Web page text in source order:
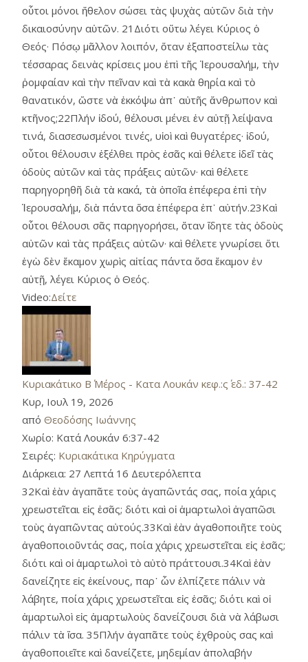
οὗτοι μόνοι ἤθελον σώσει τὰς ψυχὰς αὑτῶν διὰ τὴν
δικαιοσύνην αὑτῶν. 21Διότι οὕτω λέγει Κύριος ὁ
Θεός· Πόσῳ μᾶλλον λοιπόν, ὅταν ἐξαποστείλω τὰς
τέσσαρας δεινὰς κρίσεις μου ἐπὶ τῆς Ἱερουσαλήμ, τὴν
ῥομφαίαν καὶ τὴν πεῖναν καὶ τὰ κακὰ θηρία καὶ τὸ
θανατικόν, ὥστε νὰ ἐκκόψω ἀπ᾿ αὐτῆς ἄνθρωπον καὶ
κτῆνος;22Πλήν ἰδού, θέλουσι μένει ἐν αὐτῇ λείψανα
τινά, διασεσωσμένοι τινές, υἱοὶ καὶ θυγατέρες· ἰδού,
οὗτοι θέλουσιν ἐξέλθει πρὸς ἐσᾶς καὶ θέλετε ἰδεῖ τὰς
ὁδοὺς αὐτῶν καὶ τὰς πράξεις αὐτῶν· καὶ θέλετε
παρηγορηθῆ διὰ τὰ κακά, τὰ ὁποῖα ἐπέφερα ἐπὶ τὴν
Ἱερουσαλήμ, διὰ πάντα ὅσα ἐπέφερα ἐπ᾿ αὐτήν.23Καὶ
οὗτοι θέλουσι σᾶς παρηγορήσει, ὅταν ἴδητε τὰς ὁδοὺς
αὐτῶν καὶ τὰς πράξεις αὐτῶν· καὶ θέλετε γνωρίσει ὅτι
ἐγὼ δὲν ἔκαμον χωρὶς αἰτίας πάντα ὅσα ἔκαμον ἐν
αὐτῇ, λέγει Κύριος ὁ Θεός.
Video:Δείτε
Κυριακάτικο Β΄ Μέρος - Κατα Λουκάν κεφ.:ς΄ εδ.: 37-42
Κυρ, Ιουλ 19, 2026
από Θεοδόσης Ιωάννης
Χωρίο: Κατά Λουκάν 6:37-42
Σειρές: Κυριακάτικα Κηρύγματα
Διάρκεια: 27 Λεπτά 16 Δευτερόλεπτα
32Καὶ ἐὰν ἀγαπᾶτε τοὺς ἀγαπῶντάς σας, ποία χάρις
χρεωστεῖται εἰς ἐσᾶς; διότι καὶ οἱ ἁμαρτωλοὶ ἀγαπῶσι
τοὺς ἀγαπῶντας αὐτούς.33Καὶ ἐὰν ἀγαθοποιῆτε τοὺς
ἀγαθοποιοῦντάς σας, ποία χάρις χρεωστεῖται εἰς ἐσᾶς;
διότι καὶ οἱ ἁμαρτωλοὶ τὸ αὐτὸ πράττουσι.34Καὶ ἐὰν
δανείζητε εἰς ἐκείνους, παρ᾿ ὧν ἐλπίζετε πάλιν νὰ
λάβητε, ποία χάρις χρεωστεῖται εἰς ἐσᾶς; διότι καὶ οἱ
ἁμαρτωλοὶ εἰς ἁμαρτωλοὺς δανείζουσι διὰ νὰ λάβωσι
πάλιν τὰ ἴσα. 35Πλήν ἀγαπᾶτε τοὺς ἐχθροὺς σας καὶ
ἀγαθοποιεῖτε καὶ δανείζετε, μηδεμίαν ἀπολαβήν